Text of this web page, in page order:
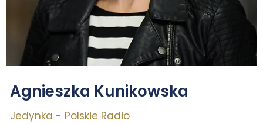
Agnieszka Kunikowska
Jedynka - Polskie Radio